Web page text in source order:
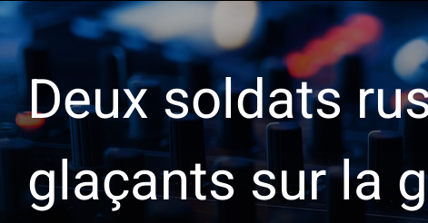
Deux soldats
glaçants sur la